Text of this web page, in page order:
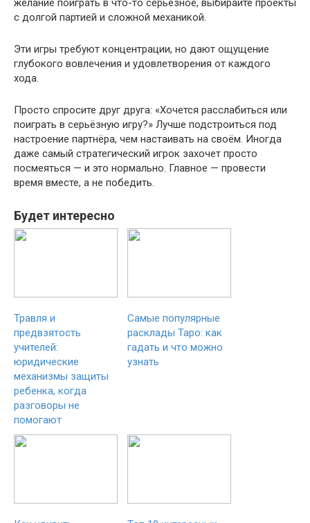
желание поиграть в что-то серьёзное, выбирайте проекты
с долгой партией и сложной механикой.
Эти игры требуют концентрации, но дают ощущение
глубокого вовлечения и удовлетворения от каждого
хода.
Просто спросите друг друга: «Хочется расслабиться или
поиграть в серьёзную игру?» Лучше подстроиться под
настроение партнёра, чем настаивать на своём. Иногда
даже самый стратегический игрок захочет просто
посмеяться — и это нормально. Главное — провести
время вместе, а не победить.
Будет интересно
Травля и
предвзятость
учителей:
юридические
механизмы защиты
ребенка, когда
разговоры не
помогают
Самые популярные
расклады Таро: как
гадать и что можно
узнать